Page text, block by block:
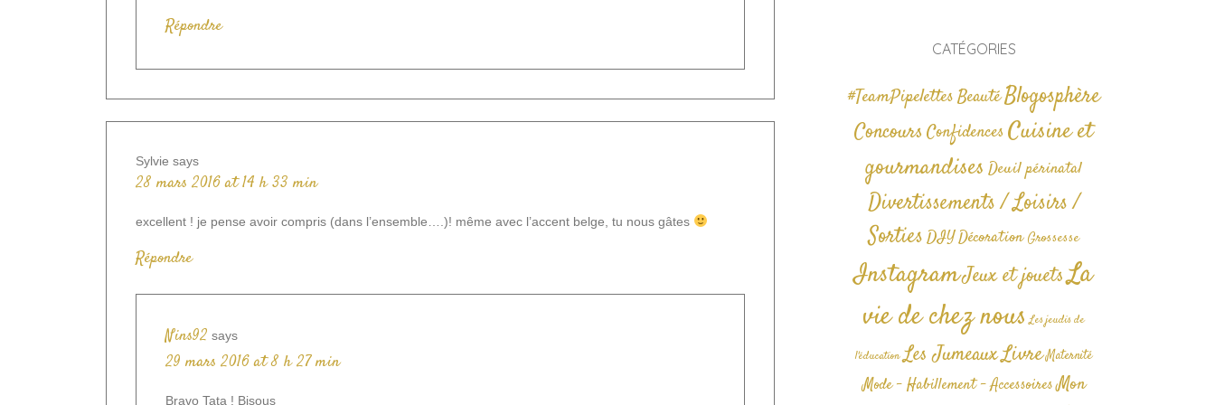
Répondre
Sylvie says
28 mars 2016 at 14 h 33 min
excellent ! je pense avoir compris (dans l’ensemble….)! même avec l’accent belge, tu nous gâtes
Répondre
Nins92 says
29 mars 2016 at 8 h 27 min
Bravo Tata ! Bisous
CATÉGORIES
#TeamPipelettesBeautéBlogosphère
ConcoursConfidences Cuisine et
gourmandises Deuil périnatal
Divertissements / Loisirs /
SortiesDIYDécoration Grossesse
InstagramJeux et jouetsLa
vie de chez nous Les jeudis de
l'éducation Les JumeauxLivre Maternité
Mode - Habillement - AccessoiresMon